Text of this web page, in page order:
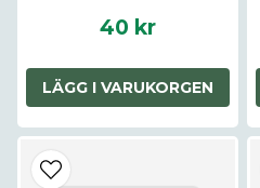
Röd
40 kr
LÄGG I VARUKORGEN